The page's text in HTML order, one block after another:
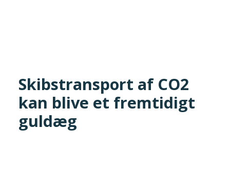
Search
Skibstransport af CO2
kan blive et fremtidigt
guldæg